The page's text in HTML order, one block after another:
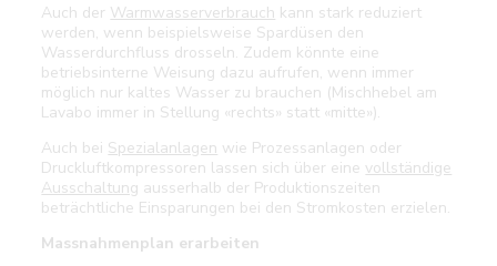
Auch der Warmwasserverbrauch kann stark reduziert
werden, wenn beispielsweise Spardüsen den
Wasserdurchfluss drosseln. Zudem könnte eine
betriebsinterne Weisung dazu aufrufen, wenn immer
möglich nur kaltes Wasser zu brauchen (Mischhebel am
Lavabo immer in Stellung «rechts» statt «mitte»).
Auch bei Spezialanlagen wie Prozessanlagen oder
Druckluftkompressoren lassen sich über eine vollständige
Ausschaltung ausserhalb der Produktionszeiten
beträchtliche Einsparungen bei den Stromkosten erzielen.
Massnahmenplan erarbeiten